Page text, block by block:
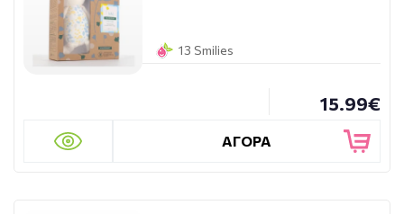
13 Smilies
15.99€
ΑΓΟΡΑ